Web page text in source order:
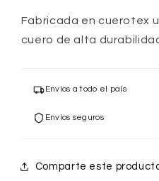
Fabricada en cuerotex
cuero de alta
Envíos a todo el país
Envíos seguros
Comparte este